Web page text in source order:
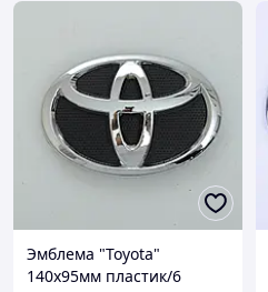
Эмблема "Toyota"
140х95мм пластик/6